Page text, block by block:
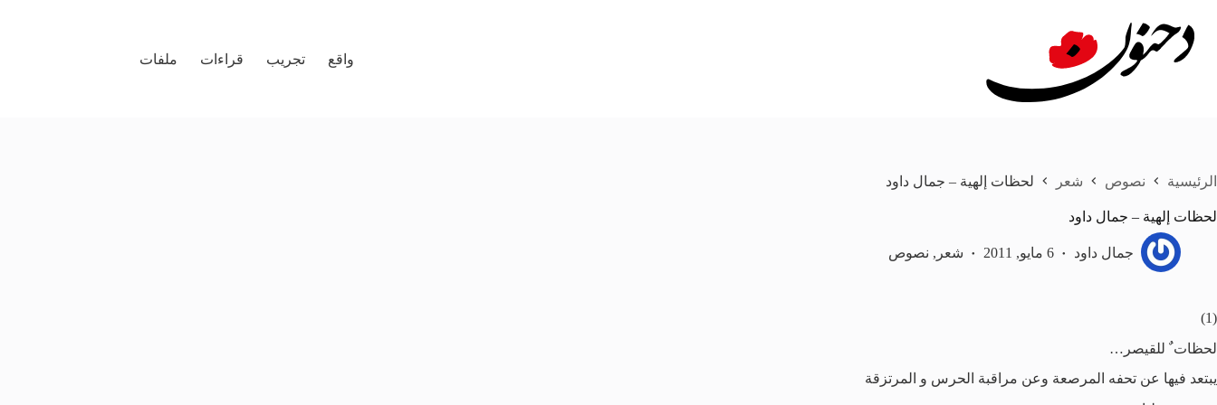
المحتوى
واقع
تجريب قراءات ملفات
الرئيسية نصوص شعر لحظات إلهية – جمال داود
لحظات إلهية – جمال داود
جمال داود 6 مايو, 2011 شعر , نصوص
(1)
لحظات ٌ للقيصر…
يبتعد فيها عن تحفه المرصعة وعن مراقبة الحرس و المرتزقة